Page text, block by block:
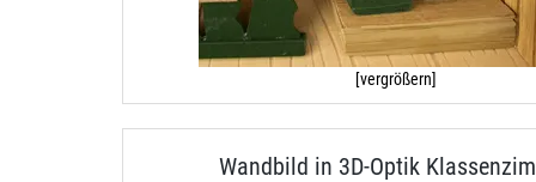
[vergrößern]
Wandbild in 3D-Optik